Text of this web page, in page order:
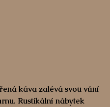
káva zalévá svou vůní
Rustikální nábytek